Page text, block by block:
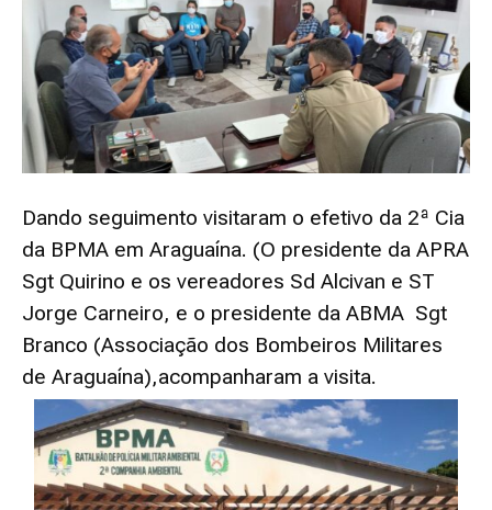
Dando seguimento visitaram o efetivo da 2ª Cia
da BPMA em Araguaína. (O presidente da APRA
Sgt Quirino e os vereadores Sd Alcivan e ST
Jorge Carneiro, e o presidente da ABMA Sgt
Branco (Associação dos Bombeiros Militares
de Araguaína),acompanharam a visita.